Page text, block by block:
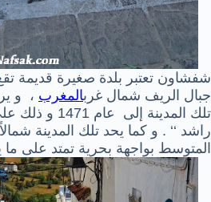
شفشاون تعتبر بلدة صغيرة قديمة
جبال الريف شمال غربالمغرب ، و
تلك المدينة إلى
راشد ‘‘ . و كما يحد تلك المدينة
المتوسط بواجهة بحرية تمتد على ما يفوق